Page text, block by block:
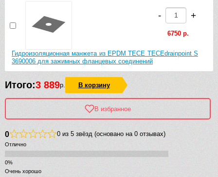
Декоративная решетка с монтажным элементом TECE
Основа для плитки TECE TECEdrainpoint S 100 3660016 без
+
Гидроизоляционная манжета из EPDM TECE TECEdrainpoint S
3690006 для зажимных фланцевых соединений
- +
6750 р.
Итого:3 889р. В корзину
В избранное
0 0 из 5 звёзд (основано на 0 отзывах)
Отлично
Очень хорошо